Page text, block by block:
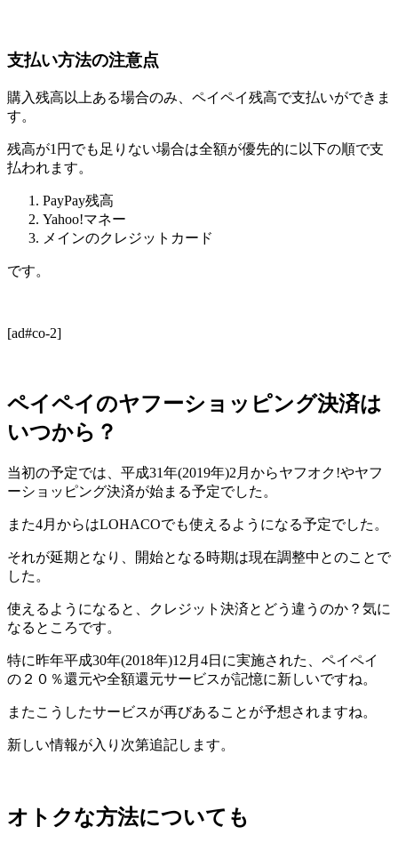
支払い方法の注意点
購入残高以上ある場合のみ、ペイペイ残高で支払いができま
す。
残高が1円でも足りない場合は全額が優先的に以下の順で支
払われます。
PayPay残高
Yahoo!マネー
メインのクレジットカード
です。
[ad#co-2]
ペイペイのヤフーショッピング決済は
いつから？
当初の予定では、平成31年(2019年)2月からヤフオク!やヤフ
ーショッピング決済が始まる予定でした。
また4月からはLOHACOでも使えるようになる予定でした。
それが延期となり、開始となる時期は現在調整中とのことで
した。
使えるようになると、クレジット決済とどう違うのか？気に
なるところです。
特に昨年平成30年(2018年)12月4日に実施された、ペイペイ
の２０％還元や全額還元サービスが記憶に新しいですね。
またこうしたサービスが再びあることが予想されますね。
新しい情報が入り次第追記します。
オトクな方法についても